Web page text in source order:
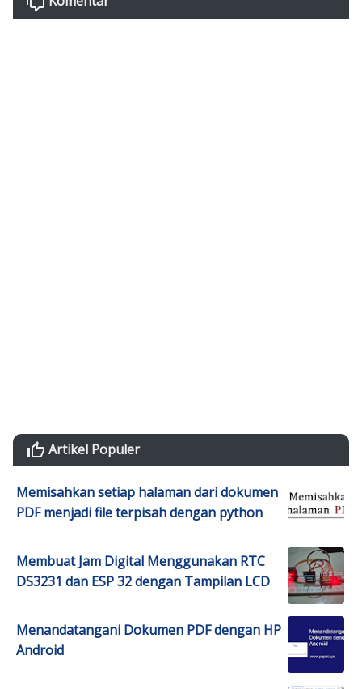
Artikel Populer
Memisahkan setiap halaman dari dokumen
PDF menjadi file terpisah dengan python
Membuat Jam Digital Menggunakan RTC
DS3231 dan ESP 32 dengan Tampilan LCD
Menandatangani Dokumen PDF dengan HP
Android